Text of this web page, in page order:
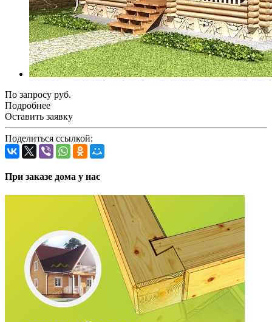
По запросу руб.
Подробнее
Оставить заявку
Поделиться ссылкой:
При заказе дома у нас